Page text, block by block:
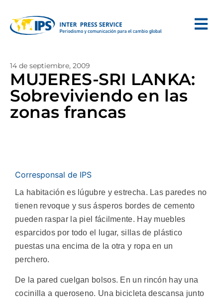
14 de septiembre, 2009
MUJERES-SRI LANKA:
Sobreviviendo en las
zonas francas
Corresponsal de IPS
La habitación es lúgubre y estrecha. Las paredes no
tienen revoque y sus ásperos bordes de cemento
pueden raspar la piel fácilmente. Hay muebles
esparcidos por todo el lugar, sillas de plástico
puestas una encima de la otra y ropa en un
perchero.
De la pared cuelgan bolsos. En un rincón hay una
cocinilla a queroseno. Una bicicleta descansa junto